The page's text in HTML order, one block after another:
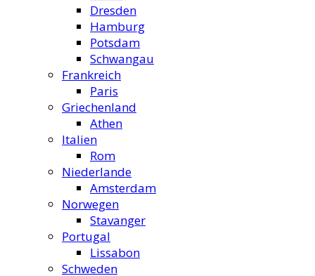
Dresden
Hamburg
Potsdam
Schwangau
Frankreich
Paris
Griechenland
Athen
Italien
Rom
Niederlande
Amsterdam
Norwegen
Stavanger
Portugal
Lissabon
Schweden